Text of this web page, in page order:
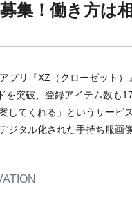
集！働き方は
プリ『XZ（クローゼット
を突破、登録アイテム数も
してくれる」というサービ
ジタル化された手持ち服画